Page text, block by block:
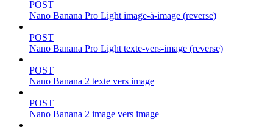
POST
Nano Banana Pro Light image-à-image (reverse)
POST
Nano Banana Pro Light texte-vers-image (reverse)
POST
Nano Banana 2 texte vers image
POST
Nano Banana 2 image vers image